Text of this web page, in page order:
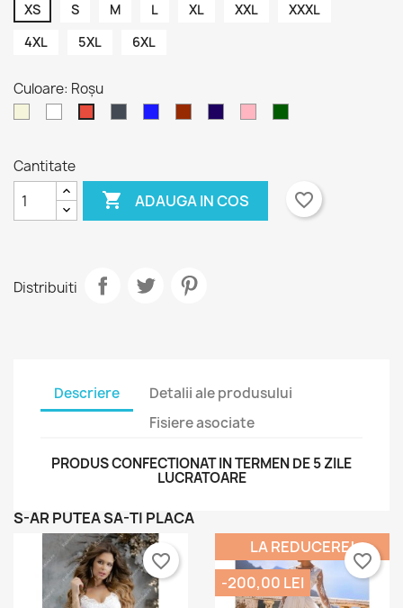
XS S M L XL XXL
XXXL
4XL
5XL 6XL
Culoare: Roșu
Cantitate
 ADAUGA IN COS favorite_border
Distribuiti
Descriere
Detalii ale produsului
Fisiere asociate
PRODUS CONFECTIONAT IN TERMEN DE 5 ZILE
LUCRATOARE
S-AR PUTEA SA-TI PLACA
favorite_border
LA REDUCERE!
-200,00 LEI
favorite_border